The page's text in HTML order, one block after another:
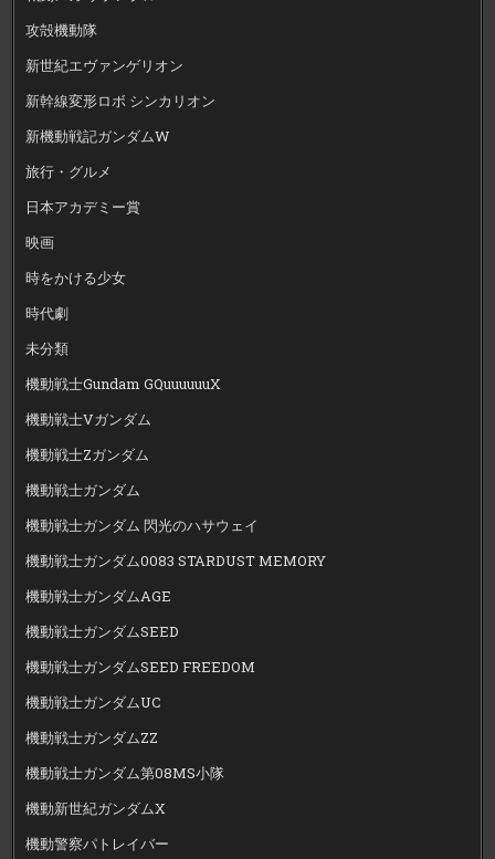
攻殻機動隊
新世紀エヴァンゲリオン
新幹線変形ロボ シンカリオン
新機動戦記ガンダムW
旅行・グルメ
日本アカデミー賞
映画
時をかける少女
時代劇
未分類
機動戦士Gundam GQuuuuuuX
機動戦士Vガンダム
機動戦士Zガンダム
機動戦士ガンダム
機動戦士ガンダム 閃光のハサウェイ
機動戦士ガンダム0083 STARDUST MEMORY
機動戦士ガンダムAGE
機動戦士ガンダムSEED
機動戦士ガンダムSEED FREEDOM
機動戦士ガンダムUC
機動戦士ガンダムZZ
機動戦士ガンダム第08MS小隊
機動新世紀ガンダムX
機動警察パトレイバー